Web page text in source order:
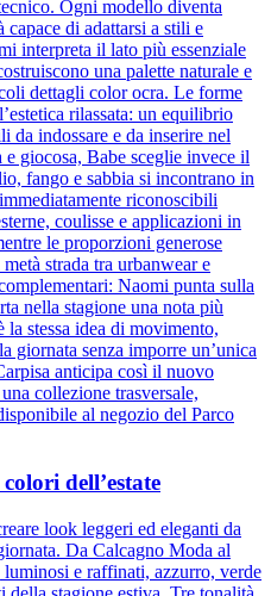
Ogni modello diventa
di adattarsi a stili e
interpreta il lato più essenziale
una palette naturale e
dettagli color ocra. Le forme
rilassata: un equilibrio
da indossare e da inserire nel
giocosa, Babe sceglie invece il
fango e sabbia si incontrano in
riconoscibili
coulisse e applicazioni in
le proporzioni generose
strada tra urbanwear e
Naomi punta sulla
nella stagione una nota più
la stessa idea di movimento,
giornata senza imporre un’unica
anticipa così il nuovo
collezione trasversale,
al negozio del Parco
dell’estate
look leggeri ed eleganti da
Da Calcagno Moda al
e raffinati, azzurro, verde